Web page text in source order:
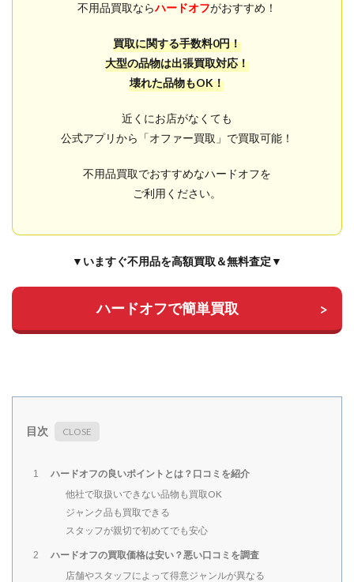
不用品買取ならハードオフがおすすめ！
買取に関する手数料0円！
大型の品物は出張買取対応！
壊れた品物もOK！
近くにお店がなくても
公式アプリから「オファー買取」で買取可能！
不用品買取でおすすめなハードオフを
ご利用ください。
▼いますぐ不用品を高額買取＆無料査定▼
ハードオフで簡単買取
目次
1
ハードオフの良いポイントとは？口コミを紹介
他社で取扱いできない品物も買取OK
ジャンク品も買取できる
スタッフが親切で初めてでも安心
2
ハードオフの買取価格は安い？悪い口コミを調査
店舗やスタッフによって得意ジャンルが異なる